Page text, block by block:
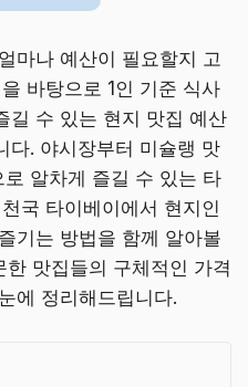
마나 예산이 필요할지 고
바탕으로 1인 기준 식사
길 수 있는 현지 맛집 예산
다. 야시장부터 미슐랭 맛
알차게 즐길 수 있는 타
국 타이베이에서 현지인
기는 방법을 함께 알아볼
맛집들의 구체적인 가격
에 정리해드립니다.